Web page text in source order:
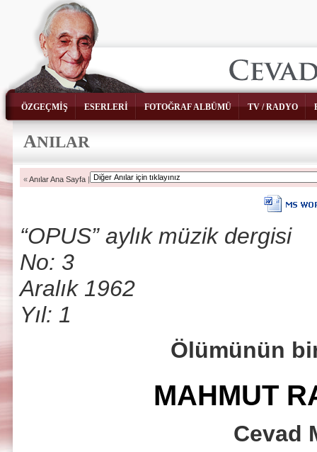
ÖZGEÇMİŞ ESERLERİ FOTOĞRAF ALBÜMÜ TV / RADYO
ANILAR
«Anılar Ana Sayfa |
“OPUS” aylık müzik dergisi
No: 3
Aralık 1962
Yıl: 1
Ölümünün
MAHMUT
Cevad